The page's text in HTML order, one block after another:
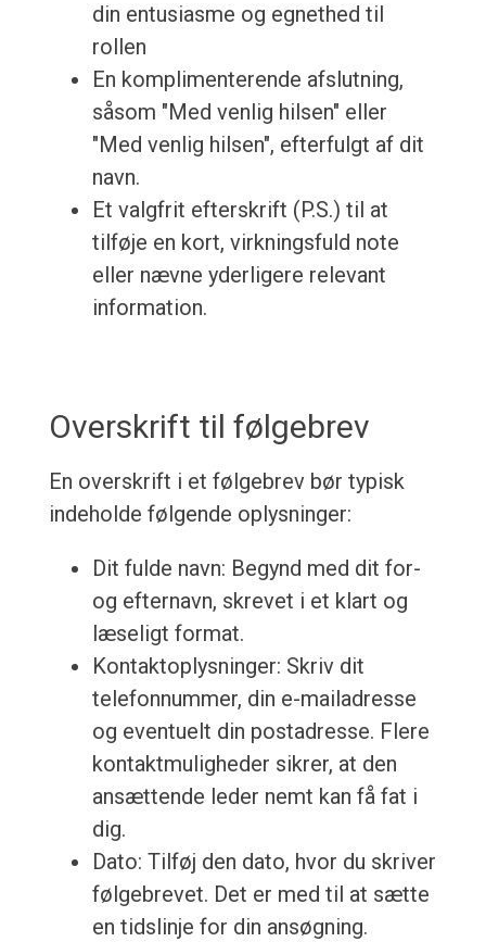
din entusiasme og egnethed til
rollen
En komplimenterende afslutning,
såsom "Med venlig hilsen" eller
"Med venlig hilsen", efterfulgt af dit
navn.
Et valgfrit efterskrift (P.S.) til at
tilføje en kort, virkningsfuld note
eller nævne yderligere relevant
information.
Overskrift til følgebrev
En overskrift i et følgebrev bør typisk
indeholde følgende oplysninger:
Dit fulde navn: Begynd med dit for-
og efternavn, skrevet i et klart og
læseligt format.
Kontaktoplysninger: Skriv dit
telefonnummer, din e-mailadresse
og eventuelt din postadresse. Flere
kontaktmuligheder sikrer, at den
ansættende leder nemt kan få fat i
dig.
Dato: Tilføj den dato, hvor du skriver
følgebrevet. Det er med til at sætte
en tidslinje for din ansøgning.